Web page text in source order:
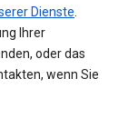
Dienste
Ihrer
oder das
wenn Sie